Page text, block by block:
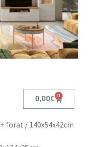
0,00€ 0
forat / 140x54x42cm